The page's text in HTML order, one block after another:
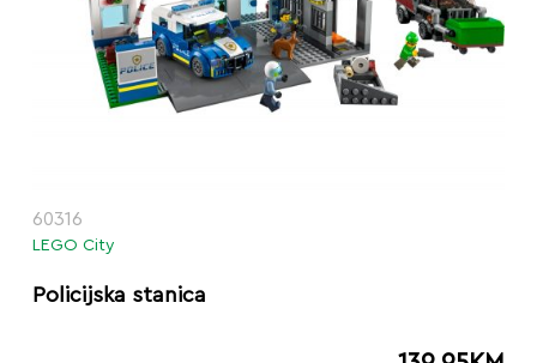
60316
LEGO City
Policijska stanica